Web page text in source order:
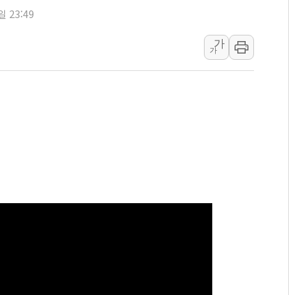
코웨이, 2분기 영업익 2532억…
[마감시황] 코스피, 7주 연속 하
23:49
가
가